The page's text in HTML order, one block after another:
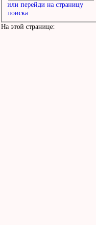
или перейди на страницу
поиска
На этой странице: